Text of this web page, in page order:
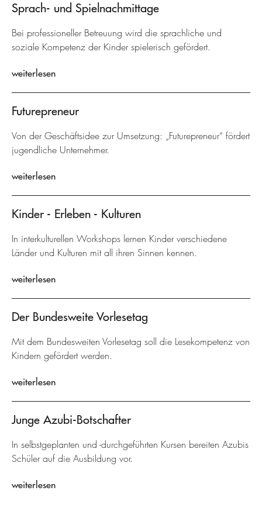
Sprach- und Spielnachmittage
Bei professioneller Betreuung wird die sprachliche und
soziale Kompetenz der Kinder spielerisch gefördert.
weiterlesen
Futurepreneur
Von der Geschäftsidee zur Umsetzung: „Futurepreneur“ fördert
jugendliche Unternehmer.
weiterlesen
Kinder - Erleben - Kulturen
In interkulturellen Workshops lernen Kinder verschiedene
Länder und Kulturen mit all ihren Sinnen kennen.
weiterlesen
Der Bundesweite Vorlesetag
Mit dem Bundesweiten Vorlesetag soll die Lesekompetenz von
Kindern gefördert werden.
weiterlesen
Junge Azubi-Botschafter
In selbstgeplanten und -durchgeführten Kursen bereiten Azubis
Schüler auf die Ausbildung vor.
weiterlesen